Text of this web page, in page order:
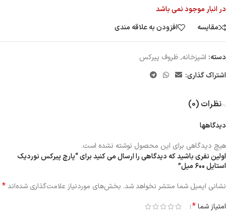
در انبار موجود نمی باشد
مقایسه
افزودن به علاقه مندی
دسته: اشپزخانه, ظروف پیرکس
اشتراک گذاری:
نظرات (0)
دیدگاهها
هیچ دیدگاهی برای این محصول نوشته نشده است.
اولین نفری باشید که دیدگاهی را ارسال می کنید برای “پارچ پیرکس نوردیک
استایل ۶۰۰ میل”
نشانی ایمیل شما منتشر نخواهد شد. بخش‌های موردنیاز علامت‌گذاری شده‌اند*
امتیاز شما*